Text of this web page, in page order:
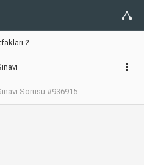
2
Sorusu #936915